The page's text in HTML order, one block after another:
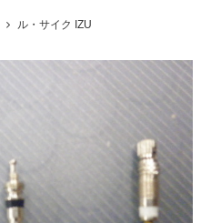
ル・サイク IZU